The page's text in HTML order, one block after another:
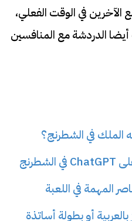
الآخرين في الوقت الفعلي،
الدردشة مع المنافسين
الملك في الشطرنج؟
المهمة في اللعبة
أو بطولة أساتذة